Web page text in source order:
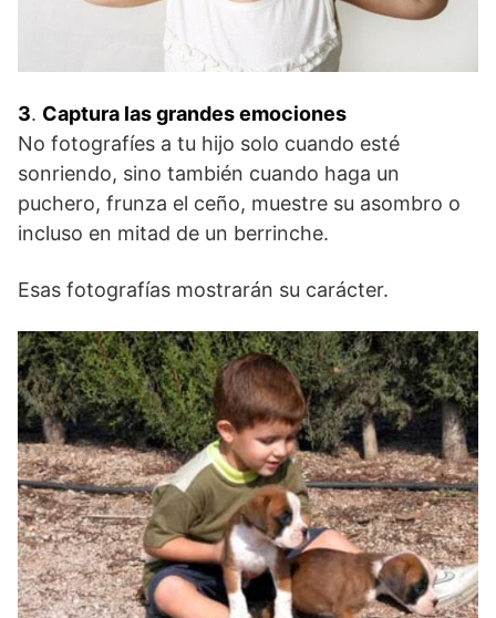
3. Captura las grandes emociones
No fotografíes a tu hijo solo cuando esté
sonriendo, sino también cuando haga un
puchero, frunza el ceño, muestre su asombro o
incluso en mitad de un berrinche.
Esas fotografías mostrarán su carácter.